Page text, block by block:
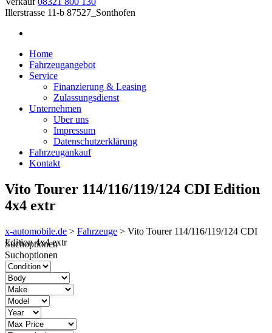
Illerstrasse 11-b 87527_Sonthofen
Home
Fahrzeugangebot
Service
Finanzierung & Leasing
Zulassungsdienst
Unternehmen
Uber uns
Impressum
Datenschutzerklärung
Fahrzeugankauf
Kontakt
Vito Tourer 114/116/119/124 CDI Edition
4x4 extr
x-automobile.de > Fahrzeuge > Vito Tourer 114/116/119/124 CDI
Edition 4x4 extr
Suchoptionen
Suchoptionen